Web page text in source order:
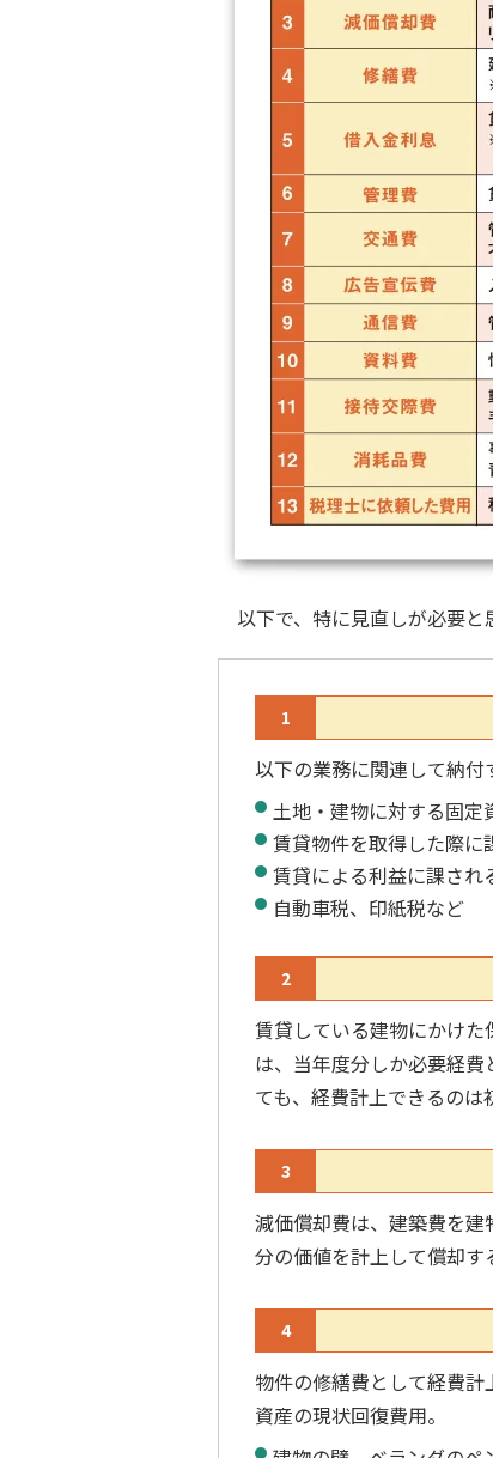
以下で、特に見直しが必要と
1
以下の業務に関連して納付
土地・建物に対する固定
賃貸物件を取得した際に
賃貸による利益に課され
自動車税、印紙税など
2
賃貸している建物にかけ
は、当年度分しか必要経
ても、経費計上できるのは
3
減価償却費は、建築費を
分の価値を計上して償却す
4
物件の修繕費として経費
資産の現状回復費用。